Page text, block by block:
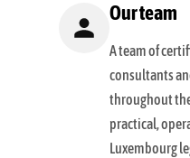
Our team
A team of
consultants
throughout
practical,
Luxembourg